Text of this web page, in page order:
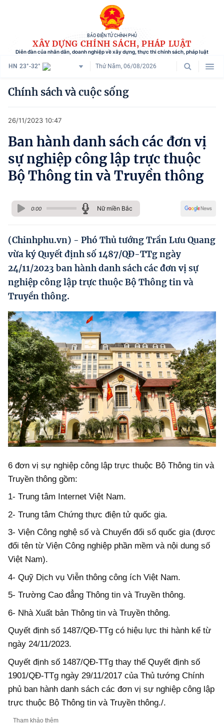
BÁO ĐIỆN TỬ CHÍNH PHỦ
XÂY DỰNG CHÍNH SÁCH, PHÁP LUẬT
Diễn đàn của nhân dân, doanh nghiệp về xây dựng, thực thi chính sách, pháp luật
HN 23°-32° Thứ Năm, 06/08/2026
Danh mục
Tham vấn chính sách
Người dân góp ý
Chính sách và cuộc sống
Phát triển kinh tế tư nhân và doanh nghiệp dân tộc
Ocop và chuỗi giá trị Nông sản
Kinh tế tư nhân
Doanh nghiệp dân tộc
Khác
Video
Photo
Chính sách và cuộc sống
26/11/2023 10:47
Ban hành danh sách các đơn vị
sự nghiệp công lập trực thuộc
Bộ Thông tin và Truyền thông
0:00 Nữ miền Bắc
(Chinhphu.vn) - Phó Thủ tướng Trần Lưu Quang
vừa ký Quyết định số 1487/QĐ-TTg ngày
24/11/2023 ban hành danh sách các đơn vị sự
nghiệp công lập trực thuộc Bộ Thông tin và
Truyền thông.
6 đơn vị sự nghiệp công lập trực thuộc Bộ Thông tin và
Truyền thông gồm:
1- Trung tâm Internet Việt Nam.
2- Trung tâm Chứng thực điện tử quốc gia.
3- Viện Công nghệ số và Chuyển đổi số quốc gia (được
đổi tên từ Viện Công nghiệp phần mềm và nội dung số
Việt Nam).
4- Quỹ Dịch vụ Viễn thông công ích Việt Nam.
5- Trường Cao đẳng Thông tin và Truyền thông.
6- Nhà Xuất bản Thông tin và Truyền thông.
Quyết định số 1487/QĐ-TTg có hiệu lực thi hành kể từ
ngày 24/11/2023.
Quyết định số 1487/QĐ-TTg thay thế Quyết định số
1901/QĐ-TTg ngày 29/11/2017 của Thủ tướng Chính
phủ ban hành danh sách các đơn vị sự nghiệp công lập
trực thuộc Bộ Thông tin và Truyền thông./.
Tham khảo thêm